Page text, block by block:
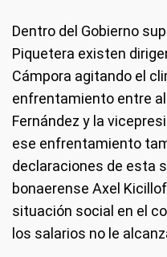
Dentro del Gobierno
Piquetera existen
Cámpora agitando el
enfrentamiento entre
Fernández y la
ese enfrentamiento
declaraciones de esta
bonaerense Axel
situación social en el
los salarios no le